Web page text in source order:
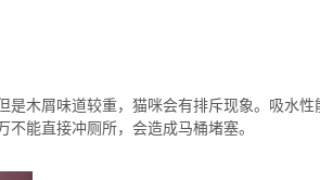
木屑味道较重，猫咪会有排斥现象。吸水性
能直接冲厕所，会造成马桶堵塞。